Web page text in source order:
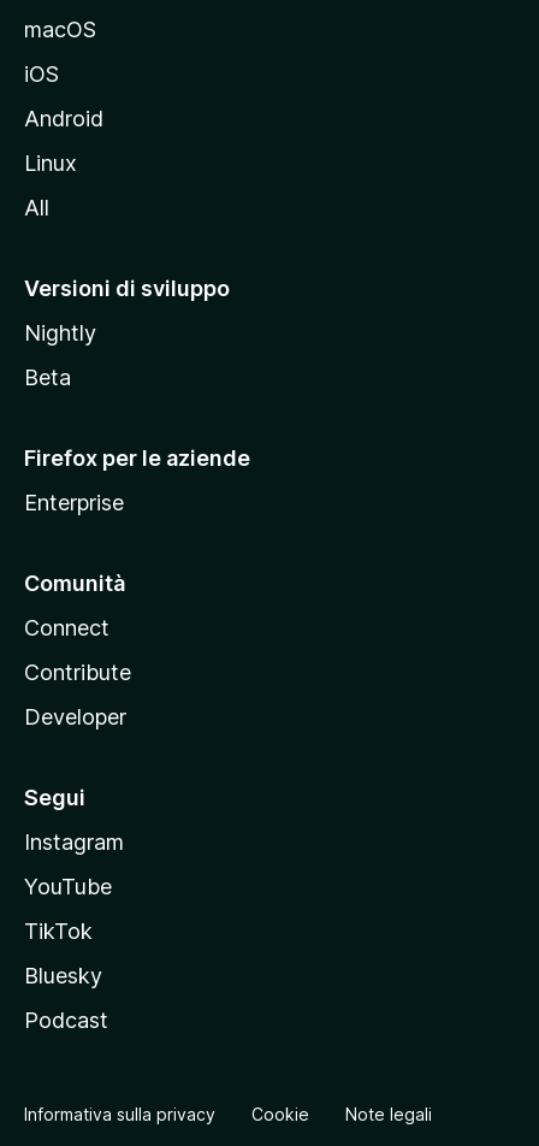
e
l
t
M
z
i
a
macOS
iOS
Android
Linux
All
Versioni di sviluppo
Nightly
Beta
Firefox per le aziende
Enterprise
Comunità
Connect
Contribute
Developer
Segui
Instagram
YouTube
TikTok
Bluesky
Podcast
Informativa sulla privacy Cookie Note legali